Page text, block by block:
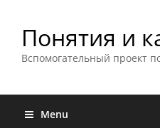
Понятия и
Вспомогательный проект
Menu